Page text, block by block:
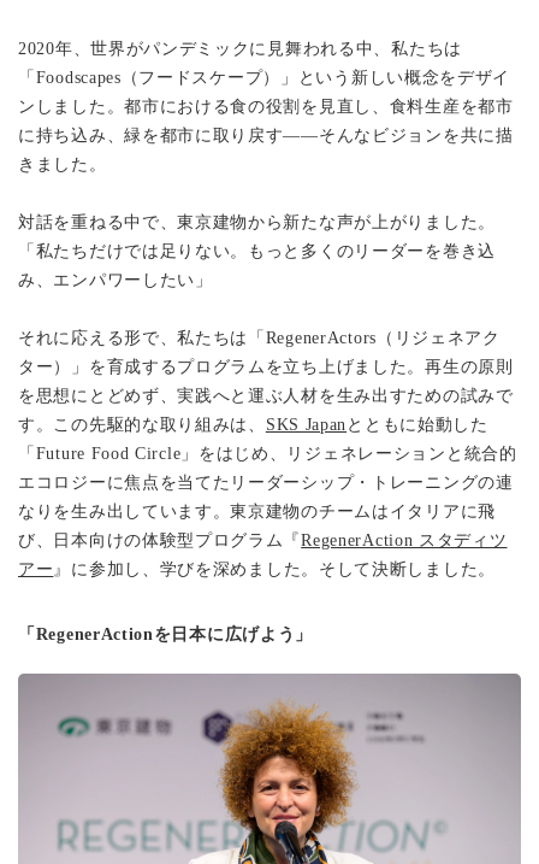
2020年、世界がパンデミックに見舞われる中、私たちは
「Foodscapes（フードスケープ）」という新しい概念をデザイ
ンしました。都市における食の役割を見直し、食料生産を都市
に持ち込み、緑を都市に取り戻す——そんなビジョンを共に描
きました。
対話を重ねる中で、東京建物から新たな声が上がりました。
「私たちだけでは足りない。もっと多くのリーダーを巻き込
み、エンパワーしたい」
それに応える形で、私たちは「RegenerActors（リジェネアク
ター）」を育成するプログラムを立ち上げました。再生の原則
を思想にとどめず、実践へと運ぶ人材を生み出すための試みで
す。この先駆的な取り組みは、 SKS Japan とともに始動した
「Future Food Circle」をはじめ、リジェネレーションと統合的
エコロジーに焦点を当てたリーダーシップ・トレーニングの連
なりを生み出しています。東京建物のチームはイタリアに飛
び、日本向けの体験型プログラム『RegenerAction スタディツ
アー 』に参加し、学びを深めました。そして決断しました。
「RegenerActionを日本に広げよう」